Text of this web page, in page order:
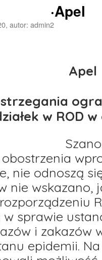
·Apel
, autor: admin2
w ROD
nie odnoszą
nie wskazano,
w sprawie
i zakazów
epidemii.